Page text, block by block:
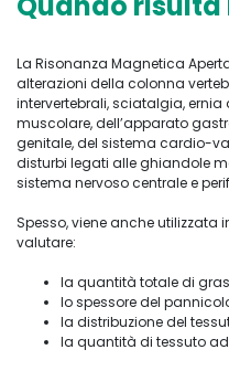
La Risonanza Magnetica
alterazioni della colonna
intervertebrali, sciatalgia,
muscolare, dell’apparato
genitale, del sistema cardio-
disturbi legati alle ghiandole
sistema nervoso centrale e
Spesso, viene anche
valutare:
la quantità totale di
lo spessore del
la distribuzione del
la quantità di tessuto